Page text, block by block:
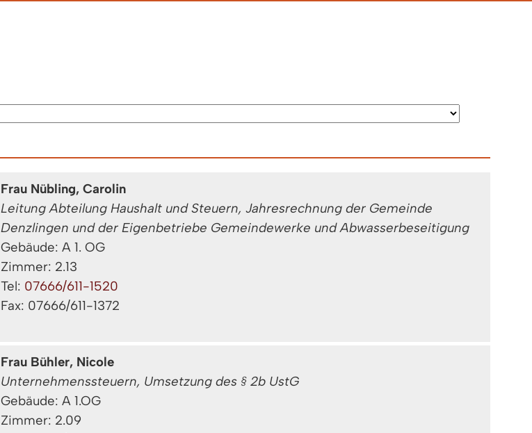
Frau Nübling, Carolin
Leitung Abteilung Haushalt und Steuern, Jahresrechnung der Gemeinde
Denzlingen und der Eigenbetriebe Gemeindewerke und Abwasserbeseitigung
Gebäude: A 1. OG
Zimmer: 2.13
Tel: 07666/611-1520
Fax: 07666/611-1372
Frau Bühler, Nicole
Unternehmenssteuern, Umsetzung des § 2b UstG
Gebäude: A 1.OG
Zimmer: 2.09